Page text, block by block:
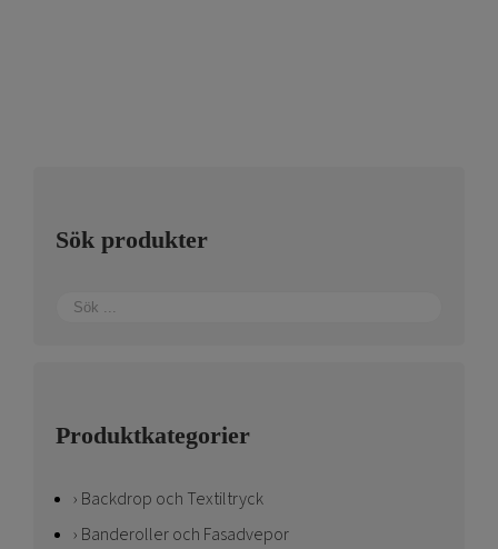
Sök produkter
Produktkategorier
Backdrop och Textiltryck
Banderoller och Fasadvepor